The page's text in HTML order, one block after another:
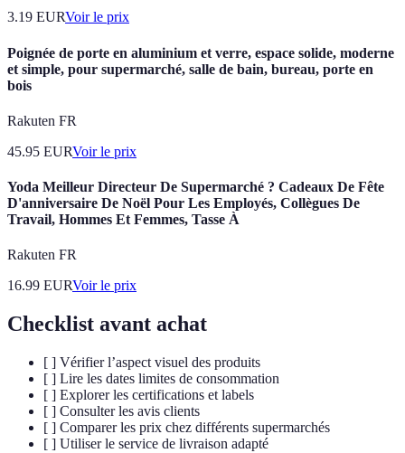
3.19 EURVoir le prix
Poignée de porte en aluminium et verre, espace solide, moderne
et simple, pour supermarché, salle de bain, bureau, porte en
bois
Rakuten FR
45.95 EURVoir le prix
Yoda Meilleur Directeur De Supermarché ? Cadeaux De Fête
D'anniversaire De Noël Pour Les Employés, Collègues De
Travail, Hommes Et Femmes, Tasse À
Rakuten FR
16.99 EURVoir le prix
Checklist avant achat
[ ] Vérifier l’aspect visuel des produits
[ ] Lire les dates limites de consommation
[ ] Explorer les certifications et labels
[ ] Consulter les avis clients
[ ] Comparer les prix chez différents supermarchés
[ ] Utiliser le service de livraison adapté